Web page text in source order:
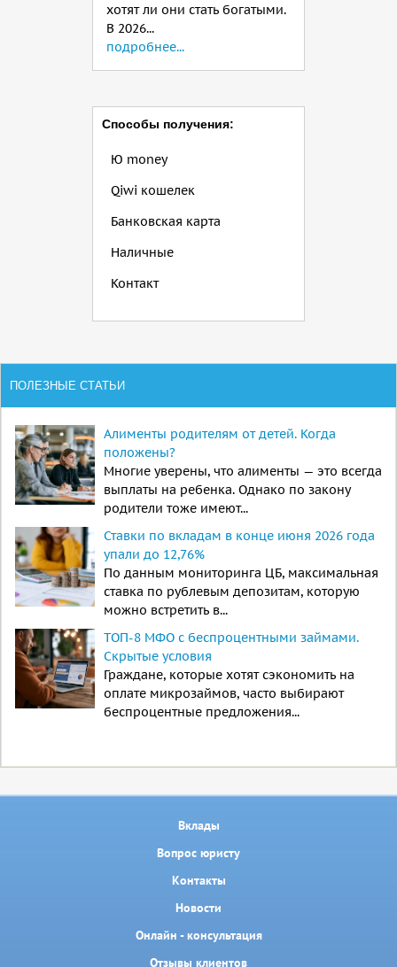
хотят ли они стать богатыми.
В 2026...
подробнее...
Способы получения:
Ю money
Qiwi кошелек
Банковская карта
Наличные
Контакт
ПОЛЕЗНЫЕ СТАТЬИ
Алименты родителям от детей. Когда
положены?
Многие уверены, что алименты — это всегда
выплаты на ребенка. Однако по закону
родители тоже имеют...
Ставки по вкладам в конце июня 2026 года
упали до 12,76%
По данным мониторинга ЦБ, максимальная
ставка по рублевым депозитам, которую
можно встретить в...
ТОП-8 МФО с беспроцентными займами.
Скрытые условия
Граждане, которые хотят сэкономить на
оплате микрозаймов, часто выбирают
беспроцентные предложения...
Вклады
Вопрос юристу
Контакты
Новости
Онлайн - консультация
Отзывы клиентов